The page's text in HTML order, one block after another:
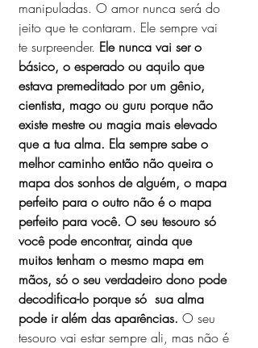
manipuladas. O amor nunca será do
jeito que te contaram. Ele sempre vai
te surpreender. Ele nunca vai ser o
básico, o esperado ou aquilo que
estava premeditado por um gênio,
cientista, mago ou guru porque não
existe mestre ou magia mais elevado
que a tua alma. Ela sempre sabe o
melhor caminho então não queira o
mapa dos sonhos de alguém, o mapa
perfeito para o outro não é o mapa
perfeito para você. O seu tesouro só
você pode encontrar, ainda que
muitos tenham o mesmo mapa em
mãos, só o seu verdadeiro dono pode
decodifica-lo porque só  sua alma
pode ir além das aparências. O seu
tesouro vai estar sempre ali, mas não é